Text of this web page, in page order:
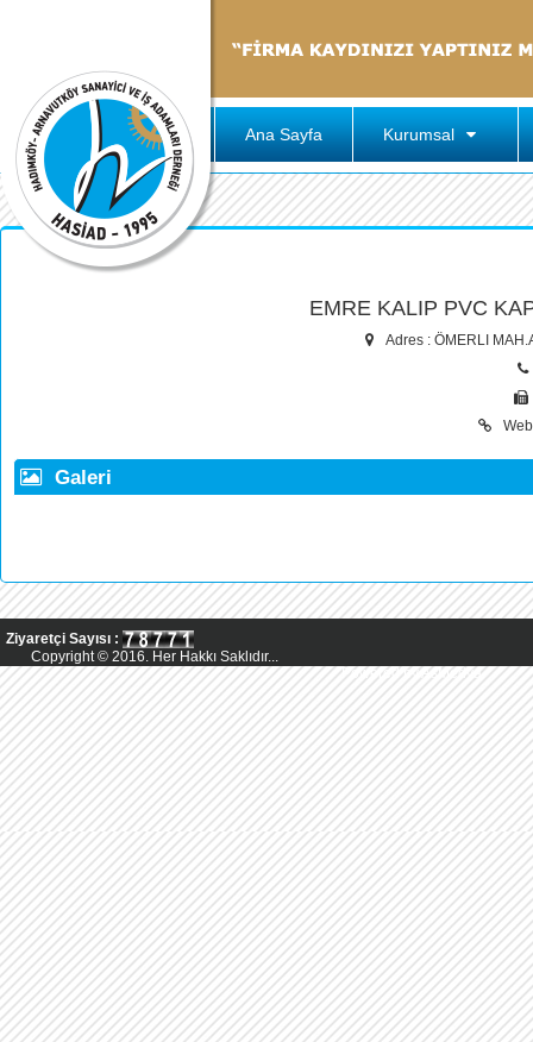
Ana Sayfa Kurumsal
EMRE KALIP PVC
Adres : ÖMERLI
Galeri
Ziyaretçi Sayısı :
Copyright © 2016. Her Hakkı Saklıdır...
Powered by AsMedya